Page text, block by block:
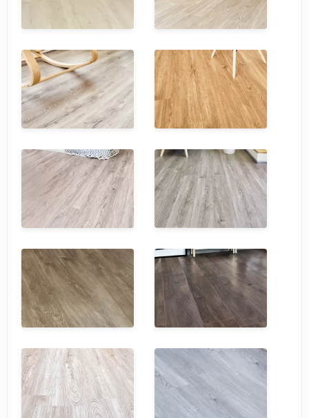
Tarkett
Tulesna
Veon
Vinil click
Vinilam
Wonderful Vinyl